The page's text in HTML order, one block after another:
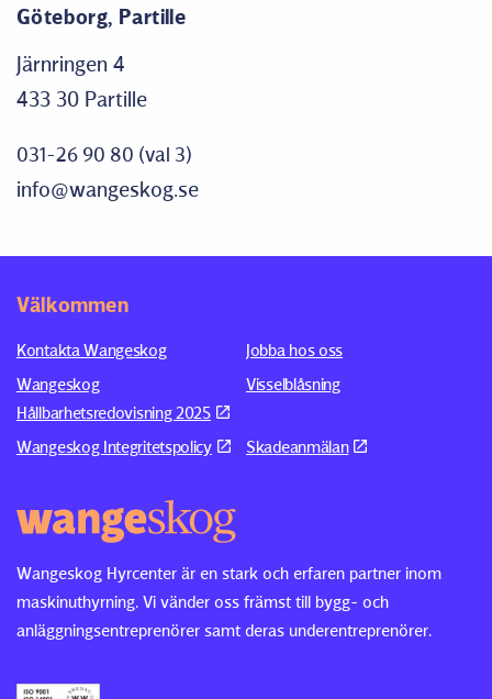
Göteborg, Partille
Järnringen 4
433 30 Partille
031-26 90 80 (val 3)
info@wangeskog.se
Wangeskog Hyrcenter är en stark och erfaren partner inom
maskinuthyrning. Vi vänder oss främst till bygg- och
anläggningsentreprenörer samt deras underentreprenörer.
Välkommen
Kontakta Wangeskog
Jobba hos oss
Wangeskog
Hållbarhetsredovisning 2025
Visselblåsning
Wangeskog Integritetspolicy Skadeanmälan